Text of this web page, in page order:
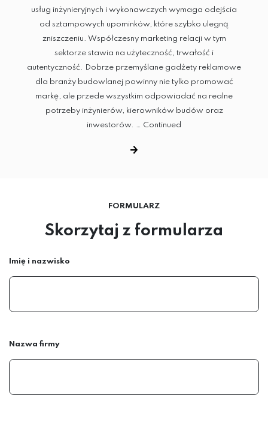
usług inżynieryjnych i wykonawczych wymaga odejścia
od sztampowych upominków, które szybko ulegną
zniszczeniu. Współczesny marketing relacji w tym
sektorze stawia na użyteczność, trwałość i
autentyczność. Dobrze przemyślane gadżety reklamowe
dla branży budowlanej powinny nie tylko promować
markę, ale przede wszystkim odpowiadać na realne
potrzeby inżynierów, kierowników budów oraz
inwestorów. … Continued
FORMULARZ
Skorzytaj z formularza
Imię i nazwisko
Nazwa firmy